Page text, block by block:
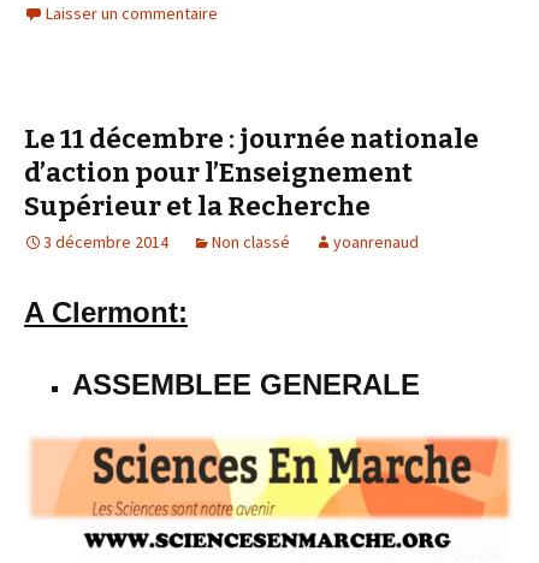
Laisser un commentaire
Le 11 décembre : journée nationale
d’action pour l’Enseignement
Supérieur et la Recherche
3 décembre 2014 Non classé yoanrenaud
A Clermont:
ASSEMBLEE GENERALE